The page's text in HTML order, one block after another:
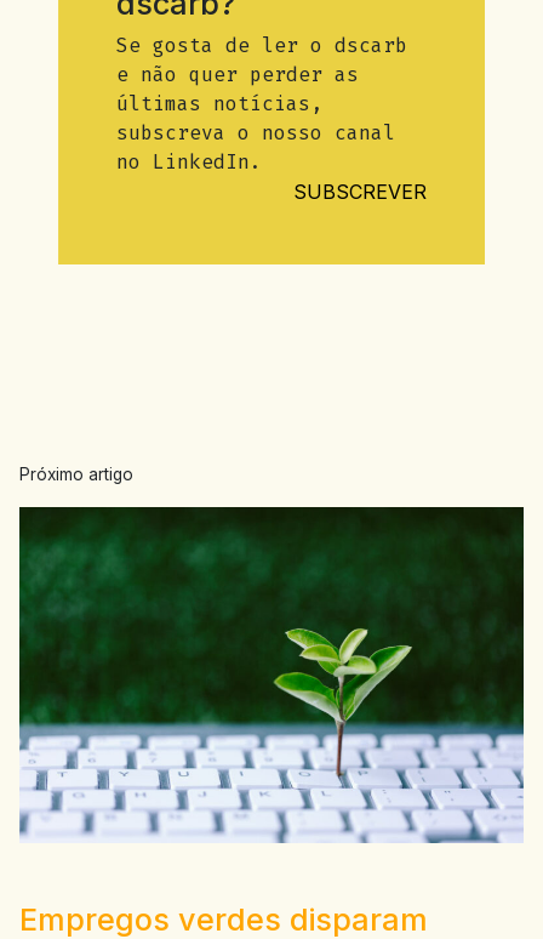
Se gosta de ler o dscarb
e não quer perder as
últimas notícias,
subscreva o nosso canal
no LinkedIn.
SUBSCREVER
Próximo artigo
Empregos verdes disparam